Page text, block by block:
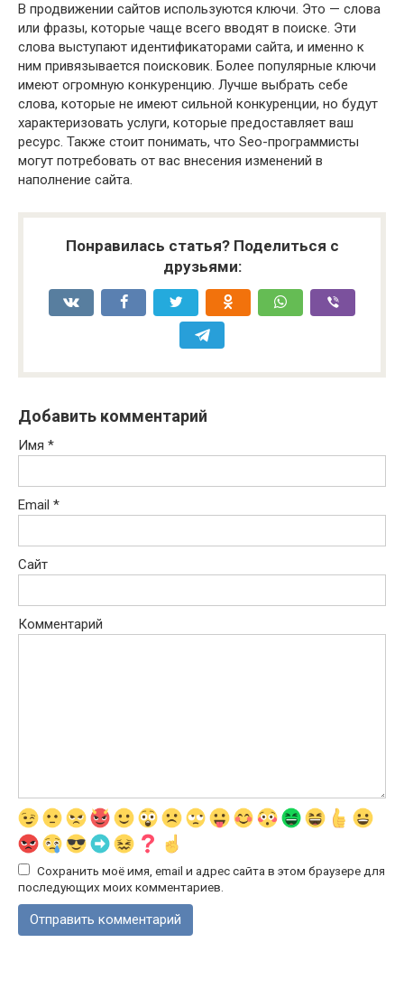
В продвижении сайтов используются ключи. Это — слова
или фразы, которые чаще всего вводят в поиске. Эти
слова выступают идентификаторами сайта, и именно к
ним привязывается поисковик. Более популярные ключи
имеют огромную конкуренцию. Лучше выбрать себе
слова, которые не имеют сильной конкуренции, но будут
характеризовать услуги, которые предоставляет ваш
ресурс. Также стоит понимать, что Seo-программисты
могут потребовать от вас внесения изменений в
наполнение сайта.
Понравилась статья? Поделиться с
друзьями:
Добавить комментарий
Имя *
Email *
Сайт
Комментарий
Сохранить моё имя, email и адрес сайта в этом браузере для
последующих моих комментариев.